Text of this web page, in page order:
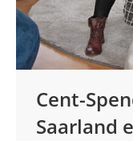
Cent-
Saarland